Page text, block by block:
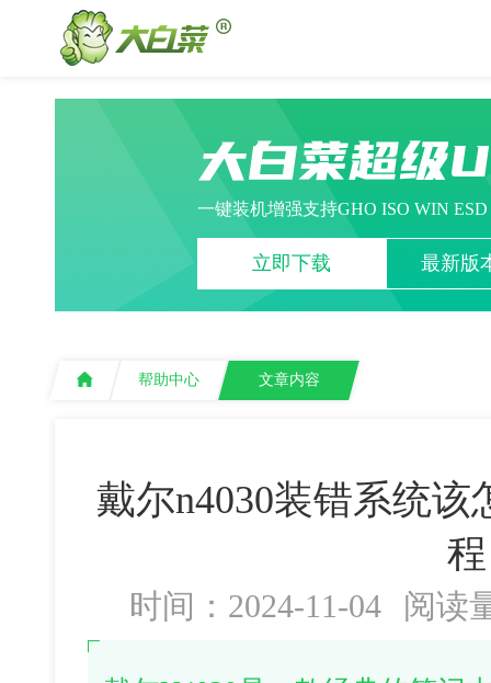
大白菜超级
一键装机增强支持GHO ISO WIN
立即下载 最新版
帮助中心 文章内容
戴尔n4030装错系统
程
时间：2024-11-04 阅读